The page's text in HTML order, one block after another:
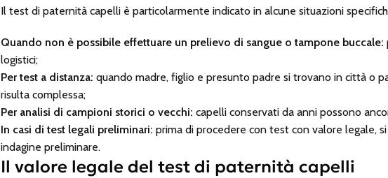
Il test di paternità capelli è particolarmente indicato in alcune situazioni
Quando non è possibile effettuare un prelievo di sangue o tampone buccale:
logistici;
Per test a distanza: quando madre, figlio e presunto padre si trovano in città o
risulta complessa;
Per analisi di campioni storici o vecchi: capelli conservati da anni possono
In casi di test legali preliminari: prima di procedere con test con valore legale,
indagine preliminare.
Il valore legale del test di paternità capelli